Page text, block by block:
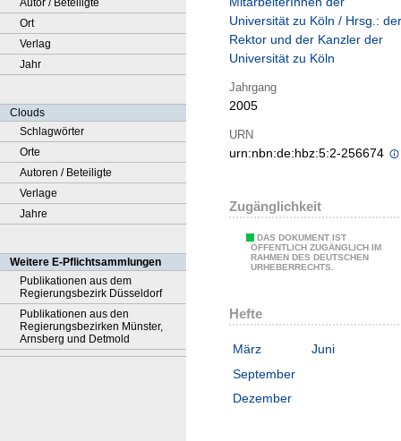
Autor / Beteiligte
Ort
Verlag
Jahr
Clouds
Schlagwörter
Orte
Autoren / Beteiligte
Verlage
Jahre
Weitere E-Pflichtsammlungen
Publikationen aus dem
Regierungsbezirk Düsseldorf
Publikationen aus den
Regierungsbezirken Münster,
Arnsberg und Detmold
Universität zu Köln / Hrsg.: der
Rektor und der Kanzler der
Universität zu Köln
Jahrgang
2005
URN
urn:nbn:de:hbz:5:2-256674
Zugänglichkeit
DAS DOKUMENT IST
ÖFFENTLICH ZUGÄNGLICH IM
RAHMEN DES DEUTSCHEN
URHEBERRECHTS.
Hefte
März
Juni
September
Dezember